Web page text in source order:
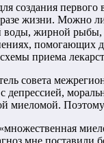
создания
жизни. Можно
воды, жирной рыбы,
помогающих
приема
совета
с депрессией,
миеломой.
мне